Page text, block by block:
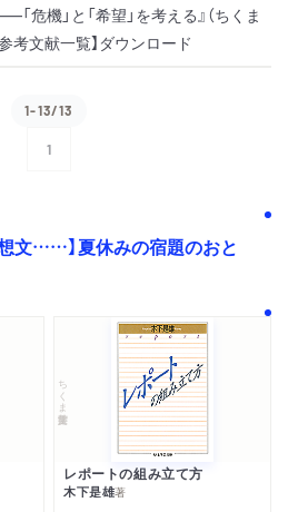
危機」と「希望」を考える』（ちくま
考文献一覧】ダウンロード
1-13/13
1
文……】夏休みの宿題のおと
ちくま学芸文庫
レポートの組み立て方
木下是雄著